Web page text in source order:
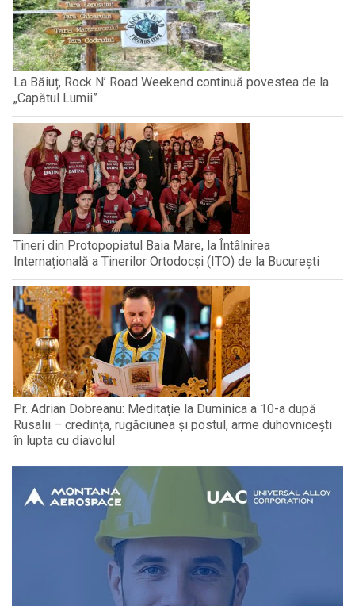
La Băiuț, Rock N’ Road Weekend continuă povestea de la
„Capătul Lumii”
Tineri din Protopopiatul Baia Mare, la Întâlnirea
Internațională a Tinerilor Ortodocși (ITO) de la București
Pr. Adrian Dobreanu: Meditație la Duminica a 10-a după
Rusalii – credința, rugăciunea și postul, arme duhovnicești
în lupta cu diavolul